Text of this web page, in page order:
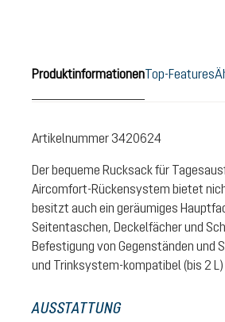
ProduktinformationenTop-Features
Artikelnummer3420624
Der bequeme Rucksack für
Aircomfort-Rückensystem bietet
besitzt auch ein geräumiges
Seitentaschen, Deckelfächer und
Befestigung von Gegenständen und
und Trinksystem-kompatibel (bis 2
AUSSTATTUNG